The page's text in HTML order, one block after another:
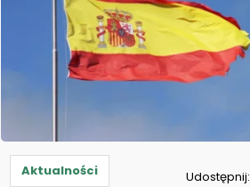
Aktualności Udostępnij: